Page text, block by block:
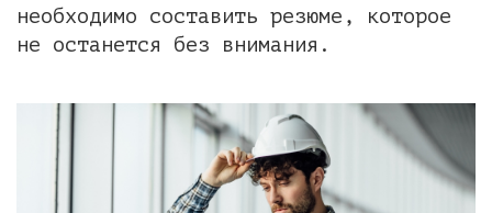
необходимо составить резюме, которое
не останется без внимания.